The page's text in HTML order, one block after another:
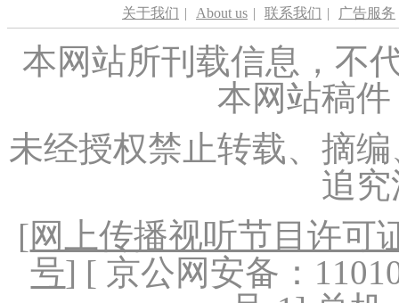
关于我们 | About us | 联系我们 | 广告服务
本网站所刊载信息，不
本网站稿
未经授权禁止转载、摘
追
[网上传播视听节目许可
号] [ 京公网安备：